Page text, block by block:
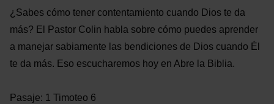
¿Sabes cómo tener contentamiento cuando Dios te da
más? El Pastor Colin habla sobre cómo puedes aprender
a manejar sabiamente las bendiciones de Dios cuando Él
te da más. Eso escucharemos hoy en Abre la Biblia.
Pasaje: 1 Timoteo 6